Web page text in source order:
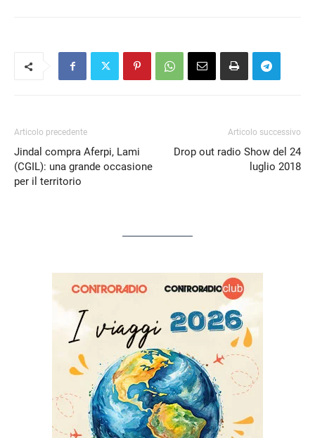
Articolo precedente
Jindal compra Aferpi, Lami
(CGIL): una grande occasione
per il territorio
Articolo successivo
Drop out radio Show del 24
luglio 2018